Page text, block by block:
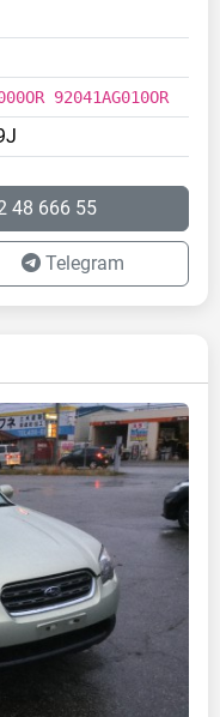
92041AG010OR
48 666 55
Telegram